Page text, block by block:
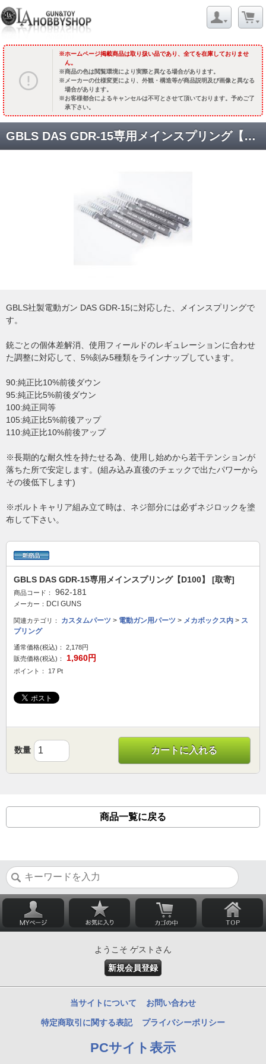
ホームページ掲載商品は取り扱い品であり、全てを在庫しておりませ
ん。
商品の色は閲覧環境により実際と異なる場合があります。
メーカーの仕様変更により、外観・構造等が商品説明及び画像と異なる
場合があります。
お客様都合によるキャンセルは不可とさせて頂いております。予めご了
承下さい。
GBLS DAS GDR-15専用メインスプリング【D100】 [取寄]
GBLS社製電動ガン DAS GDR-15に対応した、メインスプリングで
す。
銃ごとの個体差解消、使用フィールドのレギュレーションに合わせ
た調整に対応して、5%刻み5種類をラインナップしています。
90:純正比10%前後ダウン
95:純正比5%前後ダウン
100:純正同等
105:純正比5%前後アップ
110:純正比10%前後アップ
※長期的な耐久性を持たせる為、使用し始めから若干テンションが
落ちた所で安定します。(組み込み直後のチェックで出たパワーから
その後低下します)
※ボルトキャリア組み立て時は、ネジ部分には必ずネジロックを塗
布して下さい。
GBLS DAS GDR-15専用メインスプリング【D100】 [取寄]
商品コード： 962-181
メーカー： DCI GUNS
関連カテゴリ： カスタムパーツ > 電動ガン用パーツ > メカボックス内 > ス
プリング
通常価格(税込)：
2,178円
販売価格(税込)：
1,960円
ポイント： 17 Pt
数量 カートに入れる
商品一覧に戻る
ようこそ ゲストさん
新規会員登録
当サイトについて お問い合わせ
特定商取引に関する表記 プライバシーポリシー
PCサイト表示